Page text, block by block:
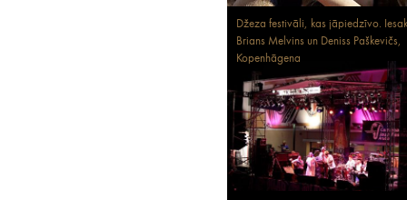
Džeza festivāli, kas jāpiedzīvo.
Brians Melvins un Deniss Paškevičs,
Kopenhāgena